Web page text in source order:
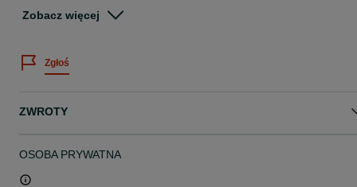
jazdy, od roku leży nie używana.
Dodatkowo zamontowany quick release w celu zapobiegania
Zobacz więcej
Zgłoś
ZWROTY
OSOBA PRYWATNA